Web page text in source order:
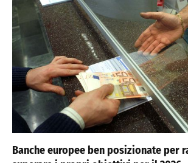
Banche europee ben posizionate per